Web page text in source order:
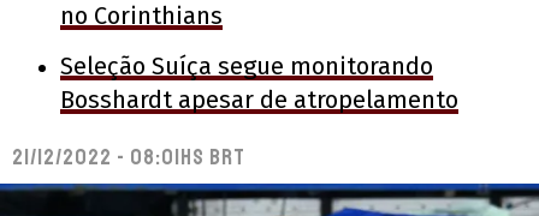
no Corinthians
Seleção Suíça segue monitorando
Bosshardt apesar de atropelamento
21/12/2022 - 08:01hs BRT